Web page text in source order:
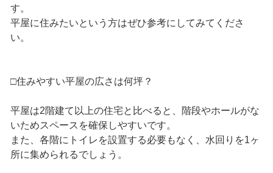
す。
平屋に住みたいという方はぜひ参考にしてみてくださ
い。
□住みやすい平屋の広さは何坪？
平屋は2階建て以上の住宅と比べると、階段やホールがな
いためスペースを確保しやすいです。
また、各階にトイレを設置する必要もなく、水回りを1ヶ
所に集められるでしょう。